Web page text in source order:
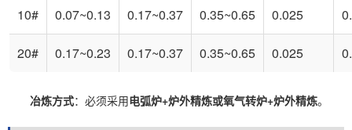
10# 0.07~0.13 0.17~0.37 0.35~0.65 0.025
20# 0.17~0.23 0.17~0.37 0.35~0.65 0.025
冶炼方式：必须采用电弧炉+炉外精炼或氧气转炉+炉外精炼。